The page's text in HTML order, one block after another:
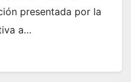
presentada por la
a…